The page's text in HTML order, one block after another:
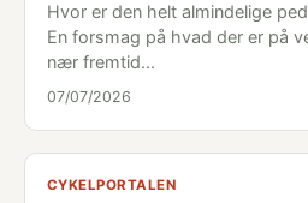
Hvor er den helt almindelige
En forsmag på hvad der er på
nær fremtid...
07/07/2026
CYKELPORTALEN